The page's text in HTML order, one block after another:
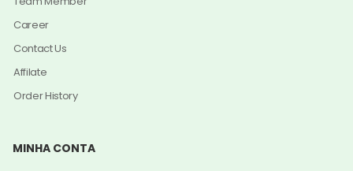
Career
Contact Us
Affilate
Order History
MINHA CONTA